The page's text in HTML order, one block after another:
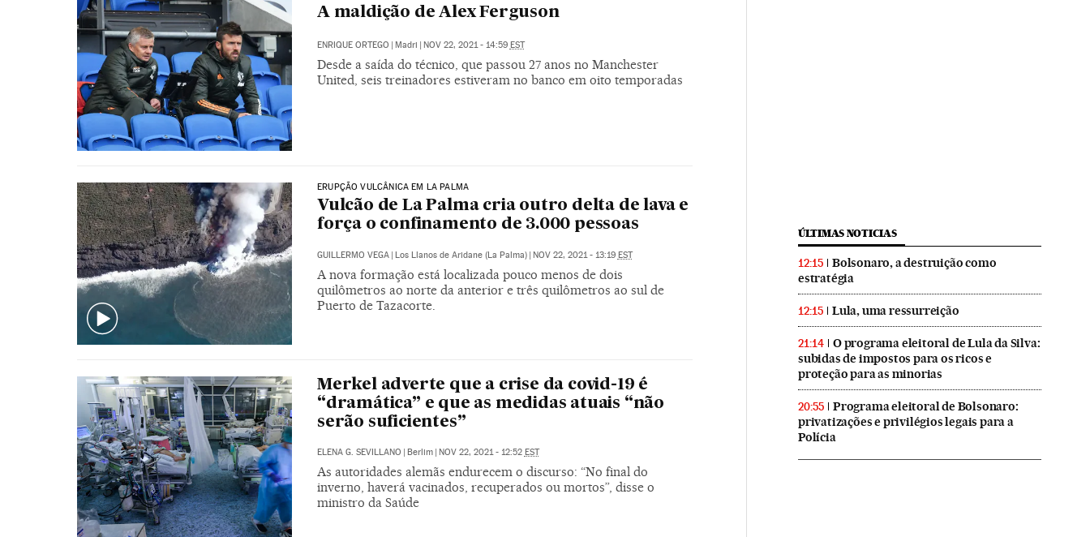
A maldição de Alex Ferguson
ENRIQUE ORTEGO | Madri | NOV 22, 2021 - 14:59 EST
Desde a saída do técnico, que passou 27 anos no Manchester
United, seis treinadores estiveram no banco em oito temporadas
ERUPÇÃO VULCÂNICA EM LA PALMA
Vulcão de La Palma cria outro delta de lava e
força o confinamento de 3.000 pessoas
GUILLERMO VEGA Los Llanos de Aridane (La Palma) NOV 22, 2021 - 13:19 EST
A nova formação está localizada pouco menos de dois
quilômetros ao norte da anterior e três quilômetros ao sul de
Puerto de Tazacorte.
Merkel adverte que a crise da covid-19 é
“dramática” e que as medidas atuais “não
serão suficientes”
ELENA G. SEVILLANO Berlim NOV 22, 2021 - 12:52 EST
As autoridades alemãs endurecem o discurso: “No final do
inverno, haverá vacinados, recuperados ou mortos”, disse o
ministro da Saúde
ÚLTIMAS NOTICIAS
12:15
Bolsonaro, a destruição como
estratégia
12:15 Lula, uma ressurreição
21:14
O programa eleitoral de Lula da Silva:
subidas de impostos para os ricos e
proteção para as minorias
20:55
Programa eleitoral de Bolsonaro:
privatizações e privilégios legais para a
Polícia